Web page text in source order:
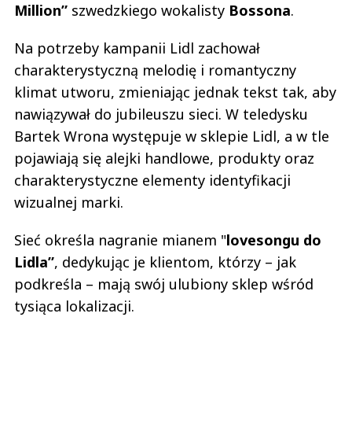
Million” szwedzkiego wokalisty Bossona.
Na potrzeby kampanii Lidl zachował
charakterystyczną melodię i romantyczny
klimat utworu, zmieniając jednak tekst tak, aby
nawiązywał do jubileuszu sieci. W teledysku
Bartek Wrona występuje w sklepie Lidl, a w tle
pojawiają się alejki handlowe, produkty oraz
charakterystyczne elementy identyfikacji
wizualnej marki.
Sieć określa nagranie mianem "lovesongu do
Lidla”, dedykując je klientom, którzy – jak
podkreśla – mają swój ulubiony sklep wśród
tysiąca lokalizacji.